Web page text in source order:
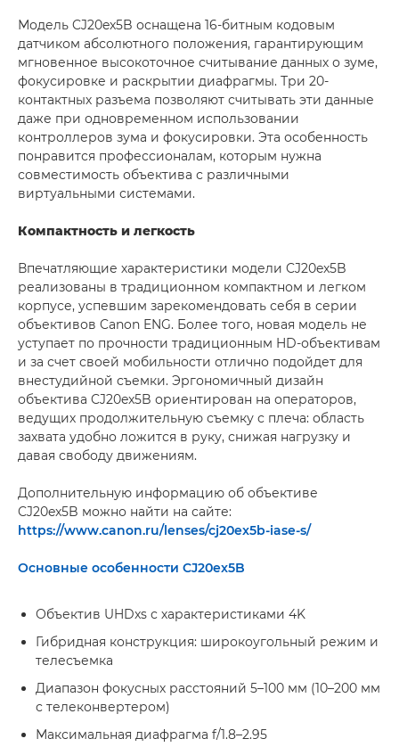
Модель CJ20ex5B оснащена 16-битным кодовым
датчиком абсолютного положения, гарантирующим
мгновенное высокоточное считывание данных о зуме,
фокусировке и раскрытии диафрагмы. Три 20-
контактных разъема позволяют считывать эти данные
даже при одновременном использовании
контроллеров зума и фокусировки. Эта особенность
понравится профессионалам, которым нужна
совместимость объектива с различными
виртуальными системами.
Компактность и легкость
Впечатляющие характеристики модели CJ20ex5B
реализованы в традиционном компактном и легком
корпусе, успевшим зарекомендовать себя в серии
объективов Canon ENG. Более того, новая модель не
уступает по прочности традиционным HD-объективам
и за счет своей мобильности отлично подойдет для
внестудийной съемки. Эргономичный дизайн
объектива CJ20ex5B ориентирован на операторов,
ведущих продолжительную съемку с плеча: область
захвата удобно ложится в руку, снижая нагрузку и
давая свободу движениям.
Дополнительную информацию об объективе
CJ20ex5B можно найти на сайте:
https://www.canon.ru/lenses/cj20ex5b-iase-s/
Основные особенности CJ20ex5B
Объектив UHDxs с характеристиками 4K
Гибридная конструкция: широкоугольный режим и
телесъемка
Диапазон фокусных расстояний 5–100 мм (10–200 мм
с телеконвертером)
Максимальная диафрагма f/1.8–2.95